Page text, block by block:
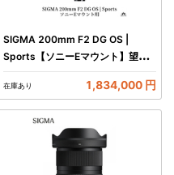
SIGMA 200mm F2 DG OS |
Sports【ソニーEマウント】望遠
単焦点レンズ
在庫あり 1,834,000 円